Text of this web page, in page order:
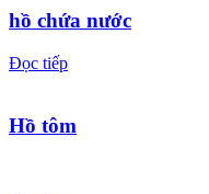
hồ chứa nước
Đọc tiếp
Hồ tôm